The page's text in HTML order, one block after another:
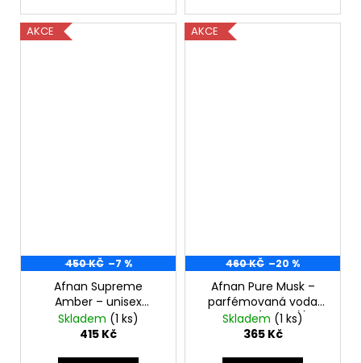
AKCE
450 KČ –7 %
Afnan Supreme
Amber – unisex
parfémovaný olej
20ml
Skladem (1 ks)
415 Kč
AKCE
460 KČ –20 %
Afnan Pure Musk –
parfémovaná voda
100 ml (Unisex))
/Rozbalený/
Skladem (1 ks)
365 Kč